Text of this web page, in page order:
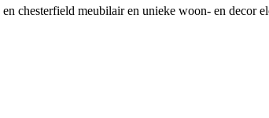
chesterfield meubilair en unieke woon- en decor